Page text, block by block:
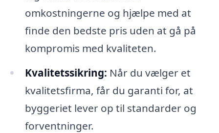
omkostningerne og hjælpe med at
finde den bedste pris uden at gå på
kompromis med kvaliteten.
Kvalitetssikring: Når du vælger et
kvalitetsfirma, får du garanti for, at
byggeriet lever op til standarder og
forventninger.